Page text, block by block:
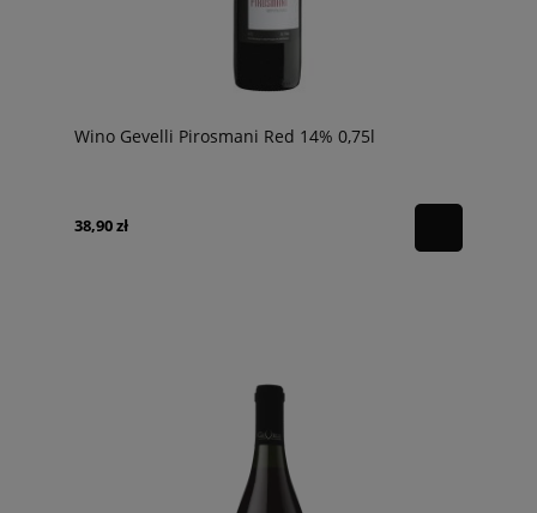
Wino Gevelli Pirosmani Red 14% 0,75l
38,90 zł